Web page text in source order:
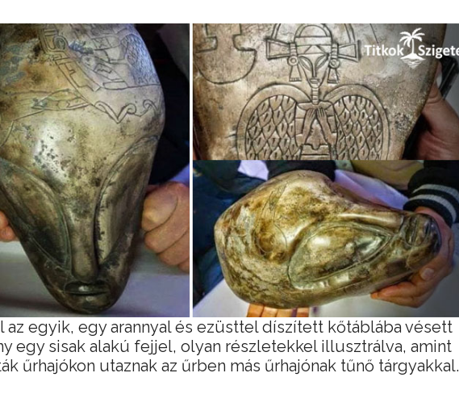
az egyik, egy arannyal és ezüsttel díszített kőtáblába vésett
egy sisak alakú fejjel, olyan részletekkel illusztrálva, amint
űrhajókon utaznak az űrben más űrhajónak tűnő tárgyakkal.